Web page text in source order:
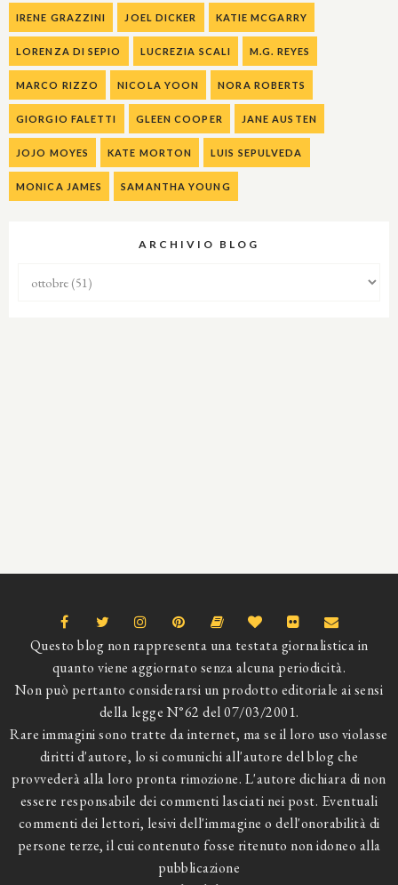
IRENE GRAZZINI JOEL DICKER KATIE MCGARRY
LORENZA DI SEPIO LUCREZIA SCALI M.G. REYES
MARCO RIZZO NICOLA YOON NORA ROBERTS
GIORGIO FALETTI GLEEN COOPER JANE AUSTEN
JOJO MOYES KATE MORTON LUIS SEPULVEDA
MONICA JAMES SAMANTHA YOUNG
ARCHIVIO BLOG
Questo blog non rappresenta una testata giornalistica in
quanto viene aggiornato senza alcuna periodicità.
Non può pertanto considerarsi un prodotto editoriale ai sensi
della legge N°62 del 07/03/2001.
Rare immagini sono tratte da internet, ma se il loro uso violasse
diritti d'autore, lo si comunichi all'autore del blog che
provvederà alla loro pronta rimozione. L'autore dichiara di non
essere responsabile dei commenti lasciati nei post. Eventuali
commenti dei lettori, lesivi dell'immagine o dell'onorabilità di
persone terze, il cui contenuto fosse ritenuto non idoneo alla
pubblicazione